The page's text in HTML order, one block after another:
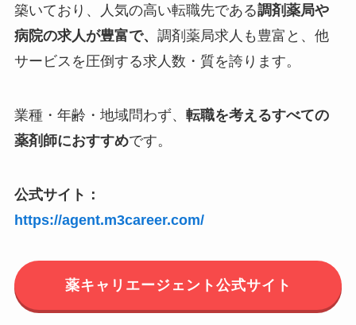
築いており、人気の高い転職先である調剤薬局や
病院の求人が豊富で、 調剤薬局求人も豊富と、他
サービスを圧倒する求人数・質を誇ります。
業種・年齢・地域問わず、 転職を考えるすべての
薬剤師におすすめです。
公式サイト：
https://agent.m3career.com/
薬キャリエージェント公式サイト